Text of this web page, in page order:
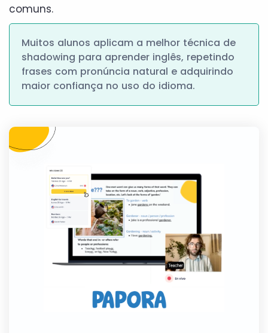
comuns.
Muitos alunos aplicam a melhor técnica de
shadowing para aprender inglês, repetindo
frases com pronúncia natural e adquirindo
maior confiança no uso do idioma.